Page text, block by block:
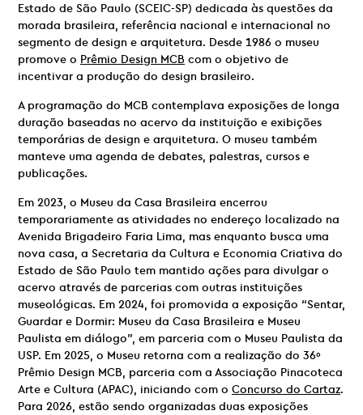
Estado de São Paulo (SCEIC-SP) dedicada às questões da
morada brasileira, referência nacional e internacional no
segmento de design e arquitetura. Desde 1986 o museu
promove o Prêmio Design MCB com o objetivo de
incentivar a produção do design brasileiro.
A programação do MCB contemplava exposições de longa
duração baseadas no acervo da instituição e exibições
temporárias de design e arquitetura. O museu também
manteve uma agenda de debates, palestras, cursos e
publicações.
Em 2023, o Museu da Casa Brasileira encerrou
temporariamente as atividades no endereço localizado na
Avenida Brigadeiro Faria Lima, mas enquanto busca uma
nova casa, a Secretaria da Cultura e Economia Criativa do
Estado de São Paulo tem mantido ações para divulgar o
acervo através de parcerias com outras instituições
museológicas. Em 2024, foi promovida a exposição “Sentar,
Guardar e Dormir: Museu da Casa Brasileira e Museu
Paulista em diálogo”, em parceria com o Museu Paulista da
USP. Em 2025, o Museu retorna com a realização do 36º
Prêmio Design MCB, parceria com a Associação Pinacoteca
Arte e Cultura (APAC), iniciando com o Concurso do Cartaz.
Para 2026, estão sendo organizadas duas exposições